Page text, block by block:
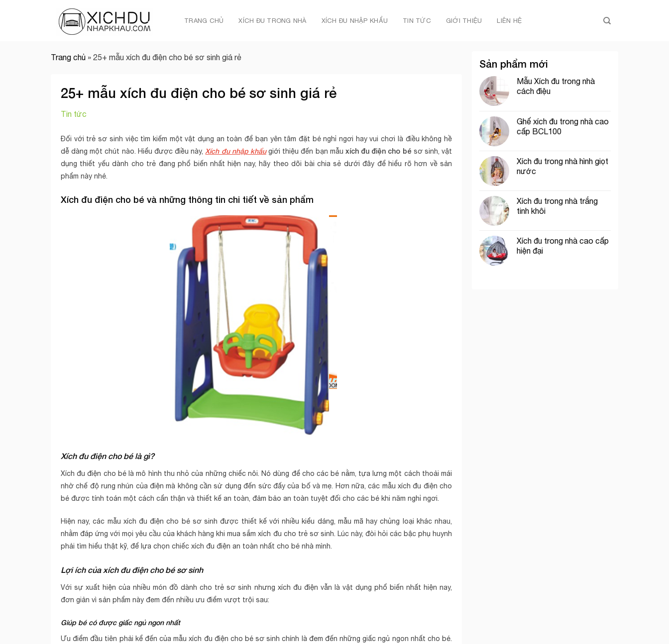
TRANG CHỦ XÍCH ĐU TRONG NHÀ XÍCH ĐU NHẬP KHẨU TIN TỨC GIỚI THIỆU LIÊN HỆ
Trang chủ » 25+ mẫu xích đu điện cho bé sơ sinh giá rẻ
25+ mẫu xích đu điện cho bé sơ sinh giá rẻ
Tin tức
Đối với trẻ sơ sinh việc tìm kiếm một vật dụng an toàn để bạn yên tâm đặt bé nghỉ ngơi hay vui chơi là điều không hề
dễ dàng một chút nào. Hiểu được điều này,Xích đu nhập khẩugiới thiệu đến bạn mẫu xích đu điện cho bésơ sinh, vật
dụng thiết yếu dành cho trẻ đang phổ biến nhất hiện nay, hãy theo dõi bài chia sẻ dưới đây để hiểu rõ hơn về sản
phẩm này nhé.
Xích đu điện cho bé và những thông tin chi tiết về sản phẩm
Xích đu điện cho bé là gì?
Xích đu điện cho bé là mô hình thu nhỏ của những chiếc nôi. Nó dùng để cho các bé nằm, tựa lưng một cách thoải mái
nhờ chế độ rung nhún của điện mà không cần sử dụng đến sức đấy của bố và mẹ. Hơn nữa, các mẫu xích đu điện cho
bé được tính toán một cách cẩn thận và thiết kế an toàn, đảm bảo an toàn tuyệt đối cho các bé khi năm nghỉ ngơi.
Hiện nay, các mẫu xích đu điện cho bé sơ sinh được thiết kế với nhiều kiểu dáng, mẫu mã hay chủng loại khác nhau,
nhằm đáp ứng với mọi yêu cầu của khách hàng khi mua sắm xích đu cho trẻ sơ sinh. Lúc này, đòi hỏi các bậc phụ huynh
phải tìm hiểu thật kỹ, để lựa chọn chiếc xích đu điện an toàn nhất cho bé nhà mình.
Lợi ích của xích đu điện cho bé sơ sinh
Với sự xuất hiện của nhiều món đồ dành cho trẻ sơ sinh nhưng xích đu điện vẫn là vật dụng phổ biến nhất hiện nay,
đơn giản vì sản phẩm này đem đến nhiều ưu điểm vượt trội sau:
Giúp bé có được giấc ngủ ngon nhất
Ưu điểm đầu tiên phải kể đến của mẫu xích đu điện cho bé sơ sinh chính là đem đến những giấc ngủ ngon nhất cho bé.
Sản phẩm mới
Mẫu Xích đu trong nhà
cách điệu
Ghế xích đu trong nhà cao
cấp BCL100
Xích đu trong nhà hình giọt
nước
Xích đu trong nhà trắng
tinh khôi
Xích đu trong nhà cao cấp
hiện đại